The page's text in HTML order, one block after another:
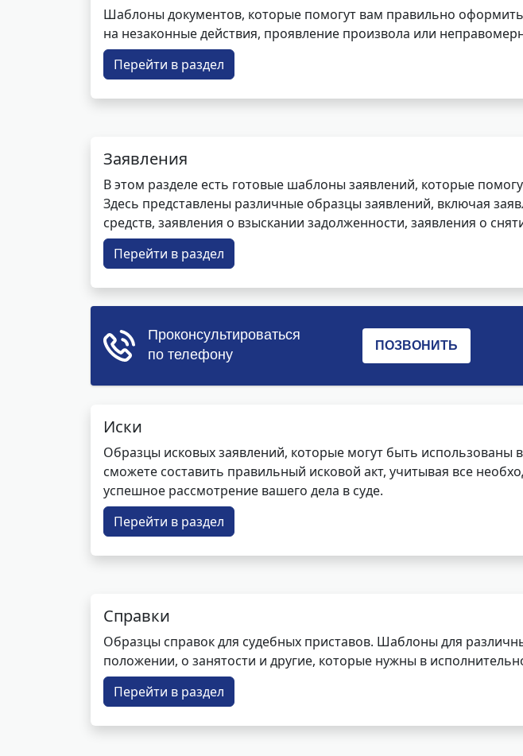
Шаблоны документов, которые помогут вам правильно
на незаконные действия, проявление произвола или
Перейти в раздел
Заявления
В этом разделе есть готовые шаблоны заявлений, которые
Здесь представлены различные образцы заявлений, включая
средств, заявления о взыскании задолженности, заявления о
Перейти в раздел
Иски
Образцы исковых заявлений, которые могут быть
сможете составить правильный исковой акт, учитывая все
успешное рассмотрение вашего дела в суде.
Перейти в раздел
Справки
Образцы справок для судебных приставов. Шаблоны для
положении, о занятости и другие, которые нужны в
Перейти в раздел